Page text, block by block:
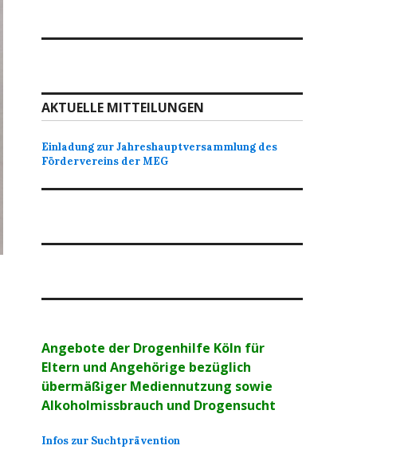
AKTUELLE MITTEILUNGEN
Einladung zur Jahreshauptversammlung des
Fördervereins der MEG
Angebote der Drogenhilfe Köln für
Eltern und Angehörige bezüglich
übermäßiger Mediennutzung sowie
Alkoholmissbrauch und Drogensucht
Infos zur Suchtprävention